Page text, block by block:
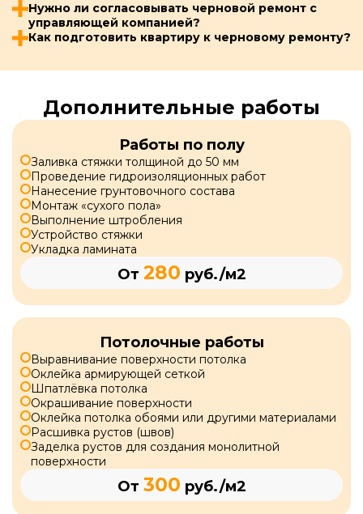
Нужно ли согласовывать черновой ремонт с
управляющей компанией?
Как подготовить квартиру к черновому ремонту?
Дополнительные работы
Работы по полу
Заливка стяжки толщиной до 50 мм
Проведение гидроизоляционных работ
Нанесение грунтовочного состава
Монтаж «сухого пола»
Выполнение штробления
Устройство стяжки
Укладка ламината
От 280 руб./м2
Потолочные работы
Выравнивание поверхности потолка
Оклейка армирующей сеткой
Шпатлёвка потолка
Окрашивание поверхности
Оклейка потолка обоями или другими материалами
Расшивка рустов (швов)
Заделка рустов для создания монолитной
поверхности
От 300 руб./м2